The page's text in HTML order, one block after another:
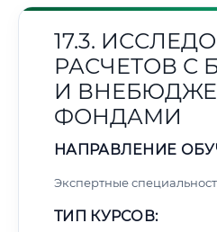
17.3.
РАСЧЕТОВ С
И
ФОНДАМИ
НАПРАВЛЕНИЕ
Экспертные
ТИП КУРСОВ: